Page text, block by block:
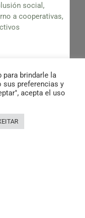
social,
a cooperativas,
para a
nace para dar
que os pobos
á
brindarle la
sus preferencias y
acepta el uso